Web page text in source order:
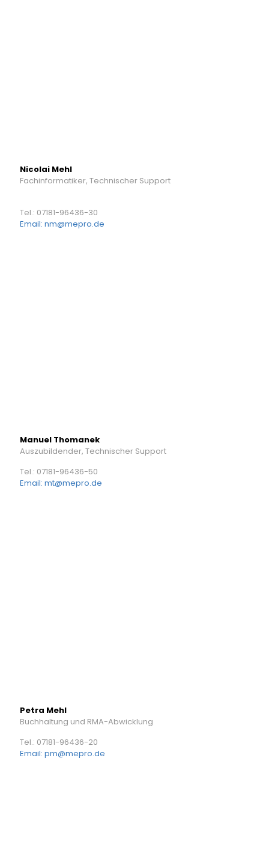
Nicolai Mehl
Fachinformatiker, Technischer Support
Tel.: 07181-96436-30
Email: nm@mepro.de
Manuel Thomanek
Auszubildender, Technischer Support
Tel.: 07181-96436-50
Email: mt@mepro.de
Petra Mehl
Buchhaltung und RMA-Abwicklung
Tel.: 07181-96436-20
Email: pm@mepro.de